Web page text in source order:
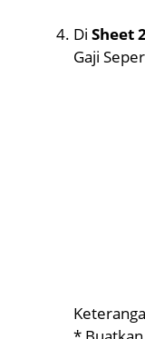
Di Sheet
Gaji